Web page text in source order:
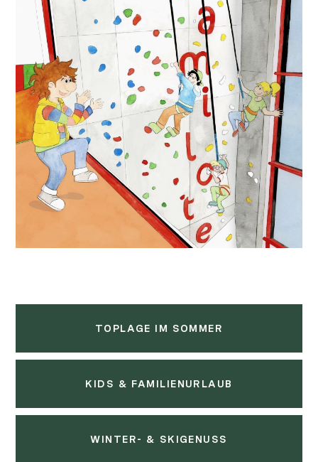
TOPLAGE IM SOMMER
KIDS & FAMILIENURLAUB
WINTER- & SKIGENUSS